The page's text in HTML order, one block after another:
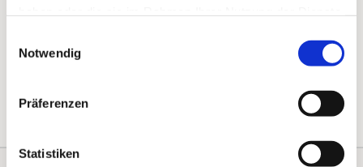
Notwendig
Präferenzen
Statistiken